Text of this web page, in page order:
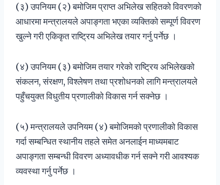
(३) उपनियम (२) बमोजिम प्राप्त अभिलेख सहितको विवरणको
आधारमा मन्त्रालयले अपाङ्गता भएका व्यक्तिको सम्पूर्ण विवरण
खुल्ने गरी एकिकृत राष्ट्रिय अभिलेख तयार गर्नु पर्नेछ ।
(४) उपनियम (३) बमोजिम तयार गरेको राष्ट्रिय अभिलेखको
संकलन, संरक्षण, विश्लेषण तथा प्रशोधनको लागि मन्त्रालयले
पहुँचयुक्त विधुतीय प्रणालीको विकास गर्न सक्नेछ ।
(५) मन्त्रालयले उपनियम (४) बमोजिमको प्रणालीको विकास
गर्दा सम्बन्धित स्थानीय तहले समेत अनलाईन माध्यमबाट
अपाङ्गता सम्बन्धी विवरण अध्यावधीक गर्न सक्ने गरी आवश्यक
व्यवस्था गर्नु पर्नेछ ।